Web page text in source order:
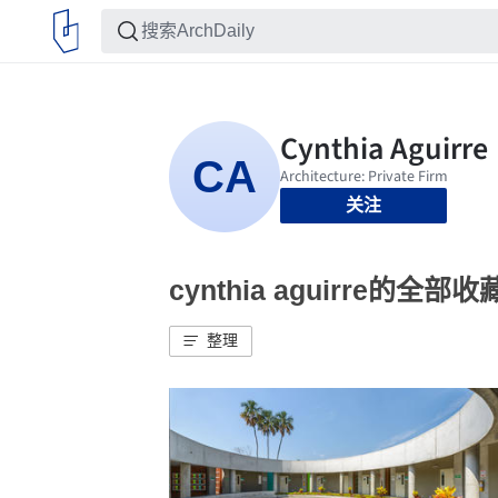
关注
cynthia aguirre的全部收
整理